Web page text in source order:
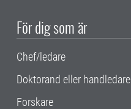
För dig som är
Chef/ledare
Doktorand eller handledare
Forskare